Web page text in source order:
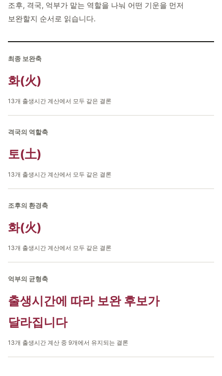
조후, 격국, 억부가 맡는 역할을 나눠 어떤 기운을 먼저
보완할지 순서로 읽습니다.
최종 보완축
화(火)
13개 출생시간 계산에서 모두 같은 결론
격국의 역할축
토(土)
13개 출생시간 계산에서 모두 같은 결론
조후의 환경축
화(火)
13개 출생시간 계산에서 모두 같은 결론
억부의 균형축
출생시간에 따라 보완 후보가
달라집니다
13개 출생시간 계산 중 9개에서 유지되는 결론